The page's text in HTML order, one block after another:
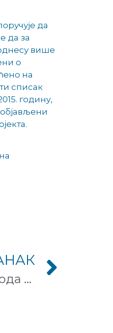
да
да за
више
о
на
списак
годину,
Сарадња Викимедије Србије и Завода за заштиту природе Србије